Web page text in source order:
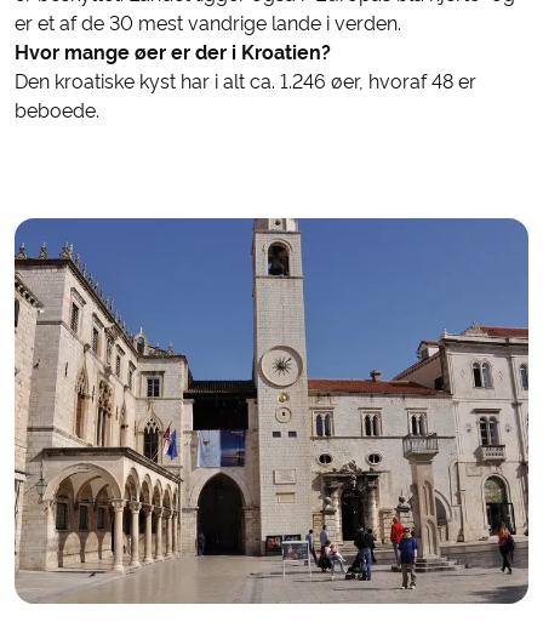
er et af de 30 mest vandrige lande i verden.
Hvor mange øer er der i Kroatien?
Den kroatiske kyst har i alt ca. 1.246 øer, hvoraf 48 er
beboede.